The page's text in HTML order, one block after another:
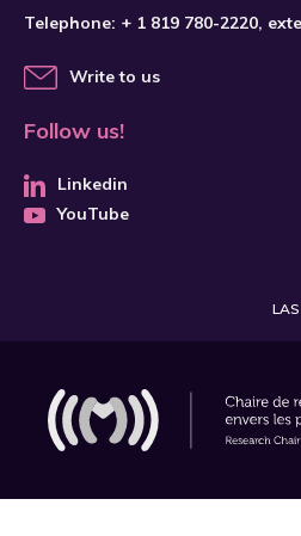
Telephone: + 1 819 780-2220,
Write to us
Follow us!
Linkedin
YouTube